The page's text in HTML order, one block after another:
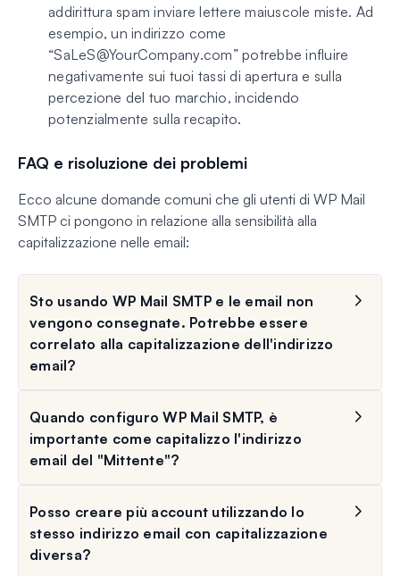
addirittura spam inviare lettere maiuscole miste. Ad
esempio, un indirizzo come
“SaLeS@YourCompany.com” potrebbe influire
negativamente sui tuoi tassi di apertura e sulla
percezione del tuo marchio, incidendo
potenzialmente sulla recapito.
FAQ e risoluzione dei problemi
Ecco alcune domande comuni che gli utenti di WP Mail
SMTP ci pongono in relazione alla sensibilità alla
capitalizzazione nelle email:
Sto usando WP Mail SMTP e le email non
vengono consegnate. Potrebbe essere
correlato alla capitalizzazione dell'indirizzo
email?
Quando configuro WP Mail SMTP, è
importante come capitalizzo l'indirizzo
email del "Mittente"?
Posso creare più account utilizzando lo
stesso indirizzo email con capitalizzazione
diversa?